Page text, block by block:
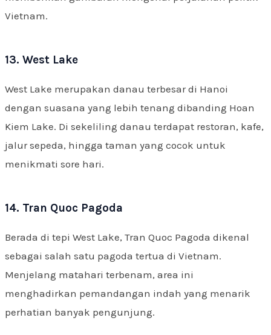
Vietnam.
13. West Lake
West Lake merupakan danau terbesar di Hanoi
dengan suasana yang lebih tenang dibanding Hoan
Kiem Lake. Di sekeliling danau terdapat restoran, kafe,
jalur sepeda, hingga taman yang cocok untuk
menikmati sore hari.
14. Tran Quoc Pagoda
Berada di tepi West Lake, Tran Quoc Pagoda dikenal
sebagai salah satu pagoda tertua di Vietnam.
Menjelang matahari terbenam, area ini
menghadirkan pemandangan indah yang menarik
perhatian banyak pengunjung.